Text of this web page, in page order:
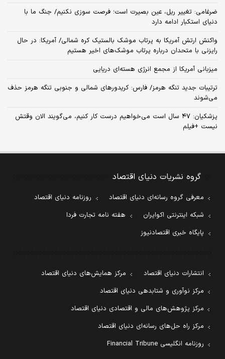
ضرغامی: تغییر ریل، عین بصیرت است؛ فرصت سوزی نکنیم/ جنگ ما با
دنیای استکبار ادامه دارد
واکنش ارتش آمریکا به پرتاب موشک بالستیک کره شمالی/ آمریکا: در حال
رایزنی با متحدان درباره پرتاب موشک‌های اخیر هستیم
میزبانی آمریکا از مجمع انرژی هسته‌ای دریایی
ترتیبات جدید تنگه هرمز/ فارس: کریدورهای شمالی و جنوبی تنگه هرمز حذف
می‌شوند
پزشکیان: ۴۷ سال است می‌خواهیم درست کار کنیم، می‌گویند الان وقتش
نیست +فیلم
گروه نشریات دنیای اقتصاد
معرفی گروه رسانه‌ای دنیای اقتصاد
روزنامه دنیای اقتصاد
شبکه اینترنتی اکوایران
هفته نامه تجارت فردا
پایگاه خبری اقتصادنیوز
انتشارات دنیای اقتصاد
مرکز همایش‌های دنیای اقتصاد
مرکز نوآوری و شتابدهی دنیای اقتصاد
مرکز پژوهش‌های مالی و اقتصادی دنیای اقتصاد
مرکز راه حل‌های رسانه‌ای دنیای اقتصاد
روزنامه انگلیسی Financial Tribune